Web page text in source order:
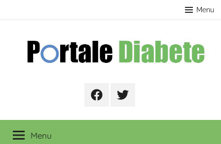
Menu
FacebookTwitter
Menu